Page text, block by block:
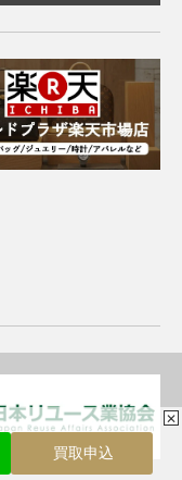
✕
買取申込